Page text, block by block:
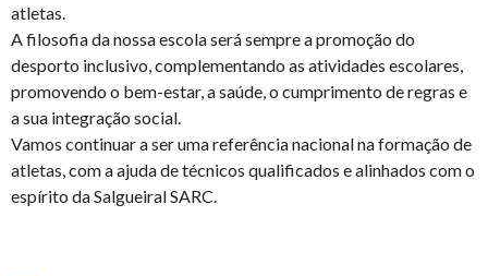
atletas.
A filosofia da nossa escola será sempre a promoção do
desporto inclusivo, complementando as atividades escolares,
promovendo o bem-estar, a saúde, o cumprimento de regras e
a sua integração social.
Vamos continuar a ser uma referência nacional na formação de
atletas, com a ajuda de técnicos qualificados e alinhados com o
espírito da Salgueiral SARC.